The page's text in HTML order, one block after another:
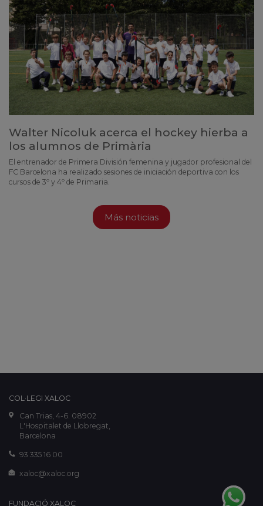
Walter Nicoluk acerca el hockey hierba a
los alumnos de Primària
El entrenador de Primera División femenina y jugador profesional del
FC Barcelona ha realizado sesiones de iniciación deportiva con los
cursos de 3º y 4º de Primaria.
Más noticias
COL·LEGI XALOC
Can Trias, 4-6. 08902
L'Hospitalet de Llobregat,
Barcelona
93 335 16 00
xaloc@xaloc.org
FUNDACIÓ XALOC